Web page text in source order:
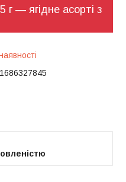
г — ягідне асорті з